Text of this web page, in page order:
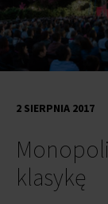
klasykę
2 SIERPNIA 2017